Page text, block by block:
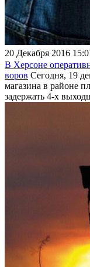
20 Декабря 2016
В Херсоне
воров Сегодня, 19
магазина в районе
задержать 4-х